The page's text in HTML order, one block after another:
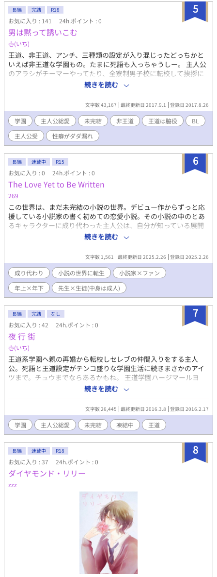
ます。 ⚠️攻めが受けの性器、アヌスを舐める表現が度々ありま
す。苦手な方はお気を付けください。 FANBOX開設しました🎈 ・
ボツネタ何本か ・ボツネタ🔞ペニスリング 拘束棒(未完結) そし
て秘密の番外編もいち早く読めるかも…？ 「本編完結目前」のお
祭りに乗じて、これまで放出できなかった小ネタや、プロットな
どを投稿したので、継続支援というよりかは「買い切り」のイメ
ージで、今月だけ覗いてもらえると嬉しいです😋 よろしくお願い
します😋 https://saitoruru0116.fanbox.cc/
5
長編 完結 R18
お気に入り : 141 24h.ポイント : 0
男は黙って誘いこむ
壱(いち)
王道、非王道、アンチ、三種類の設定が入り混じったどっちかと
いえば非王道な学園もの。たまに死語も入っちゃうしー。 主人公
のアラシがチーマーやってたり、全寮制男子校に転校して挨拶に
いったらホニャララなことされちゃったりする男子校ライフ。ハ
ージマールヨー。 →18禁は保険です。 →連載凍結のため完結にし
てます。 →中途半端に終わります。
続きを読む
文字数 43,167 最終更新日 2017.9.1 登録日 2017.8.26
学園 主人公総愛 未完結 非王道 王道は脇役
BL
主人公受
性癖がダダ漏れ
6
長編 連載中 R15
お気に入り : 0 24h.ポイント : 0
The Love Yet to Be Written
269
この世界は、まだ未完結の小説の世界。デビュー作からずっと応
援している小説家の書く初めての恋愛小説。その小説の中のとあ
るキャラクターに成り代わった主人公は、自分が知っている展開
のその後の世界はどうなるのか考えていた。来る当日、不自然に
止まる空間の中で唯一動ける自分ともう一人。その人物はなんと
続きを読む
文字数 1,561 最終更新日 2025.2.26 登録日 2025.2.26
成り代わり 小説の世界に転生
小説家×ファン
年上×年下
先生×生徒(中身は成人)
7
長編 完結 なし
お気に入り : 42 24h.ポイント : 0
夜 行 街
壱(いち)
王道系学園へ親の再婚から転校しセレブの仲間入りをする主人
公。死語と王道設定がテンコ盛りな学園生活に続きまさかのアイ
ツまで。チュウまでならあるかもね。 王道学園ハージマールヨ
ー。 →非王道そこはかとなく。主人公総愛。 →暴力的な表現が最
後の方で出てきます苦手な方はご注意くださいませ。当分先で
す。 →連載凍結のため完結にしてあります。
続きを読む
文字数 26,445 最終更新日 2016.3.8 登録日 2016.2.17
学園 主人公総愛 未完結 凍結中 王道
8
長編 連載中 R18
お気に入り : 37 24h.ポイント : 0
ダイヤモンド・リリー
zzz